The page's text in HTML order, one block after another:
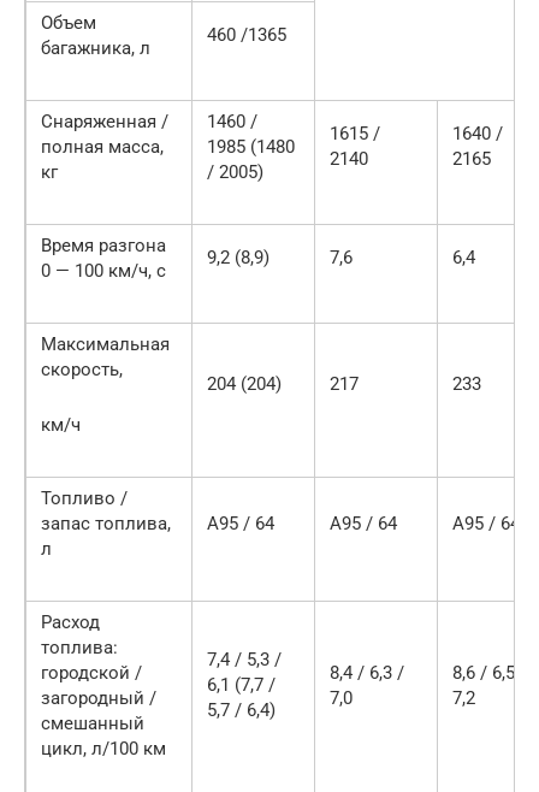
Объем
багажника, л
460 /1365
Снаряженная /
полная масса,
кг
1460 /
1985 (1480
/ 2005)
1615 /
2140
1640 /
2165
Время разгона
0 — 100 км/ч, с
9,2 (8,9) 7,6 6,4
Максимальная
скорость,
км/ч
204 (204) 217 233
Топливо /
запас топлива,
л
А95 / 64 А95 / 64 А95 / 64
Расход
топлива:
городской /
загородный /
смешанный
цикл, л/100 км
7,4 / 5,3 /
6,1 (7,7 /
5,7 / 6,4)
8,4 / 6,3 /
7,0
8,6 / 6,5 /
7,2